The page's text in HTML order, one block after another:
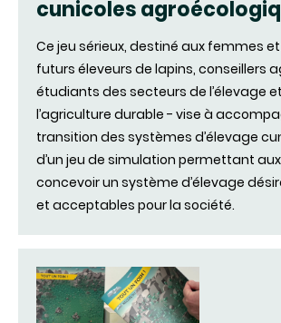
cunicoles
Ce jeu sérieux, destiné aux femmes
futurs éleveurs de lapins, conseillers
étudiants des secteurs de l’élevage
l’agriculture durable - vise à
transition des systèmes d’élevage
d’un jeu de simulation permettant
concevoir un système d’élevage
et acceptables pour la société.